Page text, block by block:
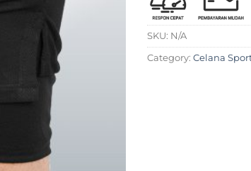
SKU: N/A
Category: Celana